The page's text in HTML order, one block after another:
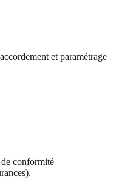
et paramétrage
conformité